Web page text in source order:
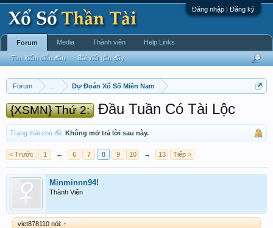
Đăng nhập | Đăng ký
Forum Dự Đoán Xổ Số Miền Nam
{XSMN} Thứ 2: Đầu Tuần Có Tài Lộc
Trạng thái chủ đề: Không mở trả lời sau này.
< Trước 1 ← 6 7 8 9 10 → 13 Tiếp >
Minminnn94!
Thành Viên
viet878110 nói: ↑
Forum
Tìm kiếm diễn đàn Bài viết gần đây
Media Thành viên Help Links